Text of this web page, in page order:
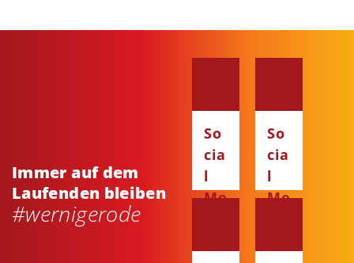
Immer auf dem
Laufenden bleiben
#wernigerode
So
cia
l
Me
So
cia
l
Me